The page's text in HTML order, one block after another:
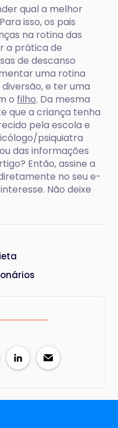
qual a melhor
isso, os pais
na rotina das
a prática de
de descanso
uma rotina
e ter uma
o filho. Da mesma
que a criança tenha
pela escola e
psiquiatra
das informações
Então, assine a
no seu e-
Não deixe